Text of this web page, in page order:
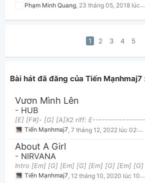
Phạm Minh Quang 23 tháng 05, 2018 lúc 09:26am
1 2 3 4 5
Bài hát đã đăng của Tiến Mạnhmaj7
Vươn Mình Lên
- HUB
Tiến Mạnhmaj7 7 tháng 12, 2022 lúc 02:49pm
About A Girl
- NIRVANA
Intro [Em] [G] [Em] [G] [Em] [G] [Em] [G]
Tiến Mạnhmaj7 12 tháng 10, 2020 lúc 10:31am